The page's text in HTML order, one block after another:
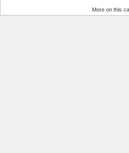
More on this